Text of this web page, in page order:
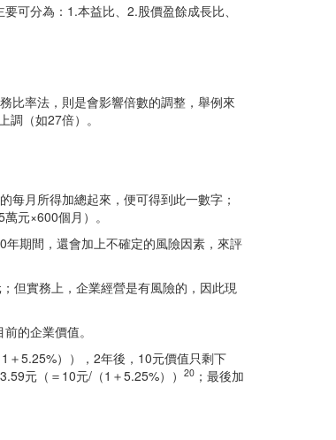
可分為：1.本益比、2.股價盈餘成長比、
比率法，則是會影響倍數的調整，舉例來
（如27倍）。
每月所得加總起來，便可得到此一數字；
元×600個月）。
期間，還會加上不確定的風險因素，來評
但實務上，企業經營是有風險的，因此現
的企業價值。
＋5.25%）），2年後，10元價值只剩下
元（＝10元/（1＋5.25%）） 20 ；最後加